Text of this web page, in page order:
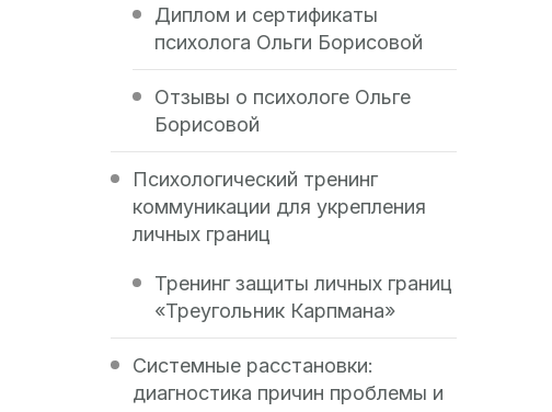
Диплом и сертификаты
психолога Ольги Борисовой
Отзывы о психологе Ольге
Борисовой
Психологический тренинг
коммуникации для укрепления
личных границ
Тренинг защиты личных границ
«Треугольник Карпмана»
Системные расстановки:
диагностика причин проблемы и